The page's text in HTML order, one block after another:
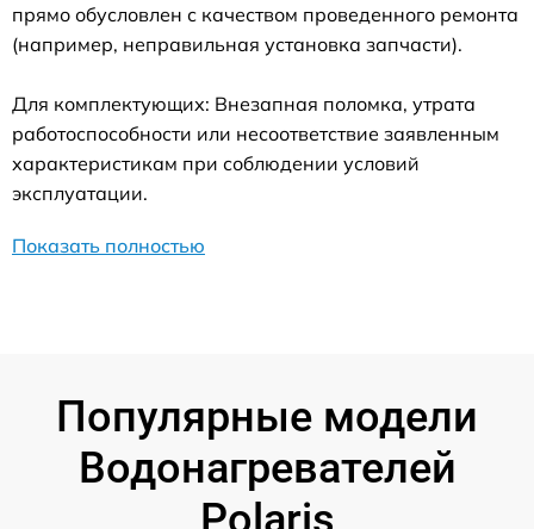
прямо обусловлен с качеством проведенного ремонта
(например, неправильная установка запчасти).
Для комплектующих: Внезапная поломка, утрата
работоспособности или несоответствие заявленным
характеристикам при соблюдении условий
эксплуатации.
Показать полностью
Популярные модели
Водонагревателей
Polaris